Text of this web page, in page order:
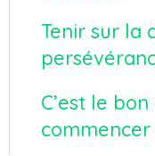
Tenir sur la
C’est le
commencer